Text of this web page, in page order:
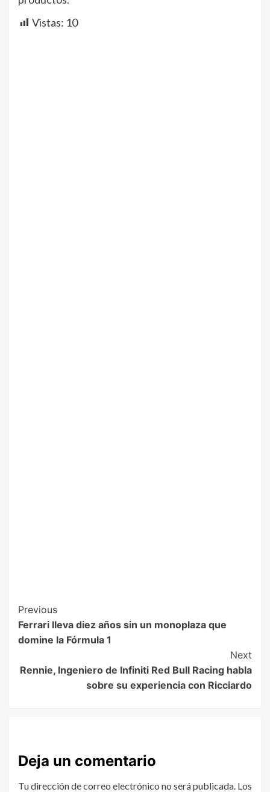
Vistas: 10
Previous
Ferrari lleva diez años sin un monoplaza que
domine la Fórmula 1
Next
Rennie, Ingeniero de Infiniti Red Bull Racing habla
sobre su experiencia con Ricciardo
Deja un comentario
Tu dirección de correo electrónico no será publicada. Los